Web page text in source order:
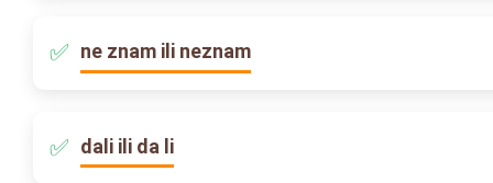
ne znam ili neznam
dali ili da li